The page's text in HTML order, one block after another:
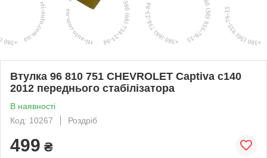
Втулка 96 810 751 CHEVROLET Captiva с140
2012 переднього стабілізатора
В наявності
Код: 10267
Роздріб
499 ₴